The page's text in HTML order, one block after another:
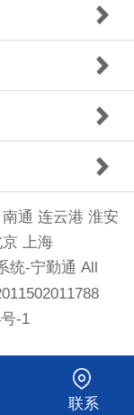
南通 连云港 淮安
上海
统-宁勤通 All
-1
联系